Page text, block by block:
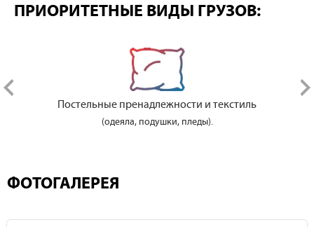
ПРИОРИТЕТНЫЕ ВИДЫ ГРУЗОВ:
Постельные пренадлежности и текстиль
(одеяла, подушки, пледы).
ФОТОГАЛЕРЕЯ